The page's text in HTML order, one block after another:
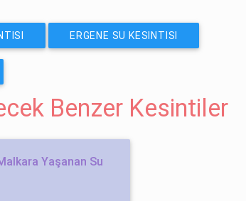
ERGENE SU KESINTISI
Benzer Kesintiler
Yaşanan Su